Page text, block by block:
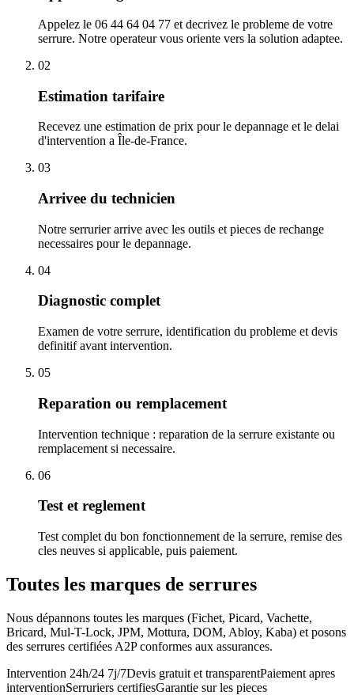
Appelez le 06 44 64 04 77 et decrivez le probleme de votre
serrure. Notre operateur vous oriente vers la solution adaptee.
02
Estimation tarifaire
Recevez une estimation de prix pour le depannage et le delai
d'intervention a Île-de-France.
03
Arrivee du technicien
Notre serrurier arrive avec les outils et pieces de rechange
necessaires pour le depannage.
04
Diagnostic complet
Examen de votre serrure, identification du probleme et devis
definitif avant intervention.
05
Reparation ou remplacement
Intervention technique : reparation de la serrure existante ou
remplacement si necessaire.
06
Test et reglement
Test complet du bon fonctionnement de la serrure, remise des
cles neuves si applicable, puis paiement.
Toutes les marques de serrures
Nous dépannons toutes les marques (Fichet, Picard, Vachette,
Bricard, Mul-T-Lock, JPM, Mottura, DOM, Abloy, Kaba) et posons
des serrures certifiées A2P conformes aux assurances.
Intervention 24h/24 7j/7Devis gratuit et transparentPaiement apres
interventionSerruriers certifiesGarantie sur les pieces